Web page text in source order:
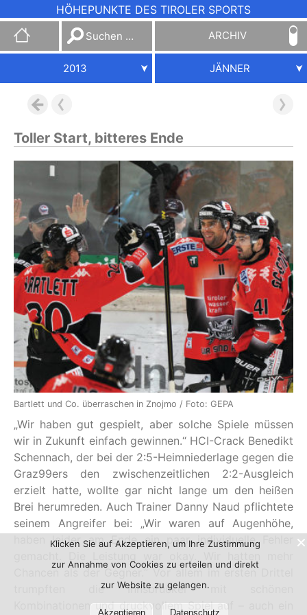
HÖHEPUNKTE DES TIROLER SPORTS
Suchen
nach:
ARCHIV
2013 JÄNNER
Toller Start, bitteres Ende
Bartlett und Co. überraschen in Znojmo / Foto: GEPA
„Wir haben gut gespielt, aber solche Spiele müssen
wir in Zukunft einfach gewinnen.“ HCI-Crack Benedikt
Schennach, der bei der 2:5-Heimniederlage gegen die
Graz99ers den zwischenzeitlichen 2:2-Ausgleich
erzielt hatte, wollte gar nicht lange um den heißen
Brei herumreden. Auch Trainer Danny Naud pflichtete
seinem Angreifer bei: „Wir waren auf Augenhöhe,
haben leider am Ende ein paar individuelle Fehler
trumpften die Innsbrucker mit schönen
Kombinationen und druckvollem Spiel auf – auch ein
Klicken Sie auf Akzeptieren, um Ihre Zustimmung
zur Annahme von Cookies zu erteilen und direkt
zur Website zu gelangen.
Akzeptieren Datenschutz